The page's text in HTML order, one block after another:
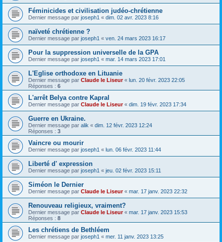
Féminicides et civilisation judéo-chrétienne
Dernier message par joseph1 « dim. 02 avr. 2023 8:16
naïveté chrétienne ?
Dernier message par joseph1 « ven. 24 mars 2023 16:17
Pour la suppression universelle de la GPA
Dernier message par joseph1 « mar. 14 mars 2023 17:01
L'Eglise orthodoxe en Lituanie
Dernier message par Claude le Liseur« lun. 20 févr. 2023 22:05
Réponses : 6
L'arrêt Belya contre Kapral
Dernier message par Claude le Liseur« dim. 19 févr. 2023 17:34
Guerre en Ukraine.
Dernier message par alik « dim. 12 févr. 2023 12:24
Réponses : 3
Vaincre ou mourir
Dernier message par joseph1 « lun. 06 févr. 2023 11:44
Liberté d' expression
Dernier message par joseph1 « jeu. 02 févr. 2023 15:11
Siméon le Dernier
Dernier message par Claude le Liseur« mar. 17 janv. 2023 22:32
Renouveau religieux, vraiment?
Dernier message par Claude le Liseur« mar. 17 janv. 2023 15:53
Réponses : 8
Les chrétiens de Bethléem
Dernier message par joseph1 « mer. 11 janv. 2023 13:25